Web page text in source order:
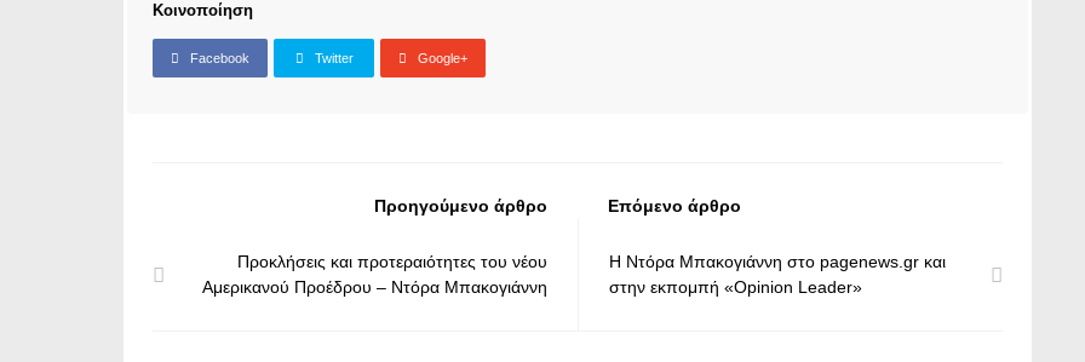
Κοινοποίηση
Facebook Twitter Google+
Προηγούμενο άρθρο
Προκλήσεις και προτεραιότητες του νέου
Αμερικανού Προέδρου – Ντόρα Μπακογιάννη
Επόμενο άρθρο
Η Ντόρα Μπακογιάννη στο pagenews.gr και
στην εκπομπή «Opinion Leader»